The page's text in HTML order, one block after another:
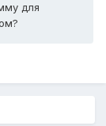
для